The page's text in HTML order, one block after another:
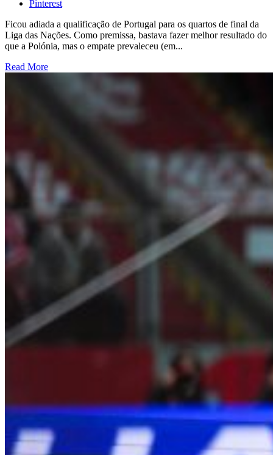
Pinterest
Ficou adiada a qualificação de Portugal para os quartos de final da
Liga das Nações. Como premissa, bastava fazer melhor resultado do
que a Polónia, mas o empate prevaleceu (em...
Read More